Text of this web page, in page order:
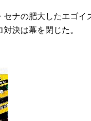
セナの肥大したエゴイ
決は幕を閉じた。